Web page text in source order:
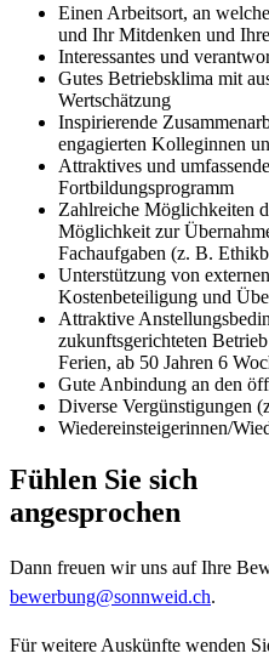
Einen Arbeitsort, an
und Ihr Mitdenken und
Interessantes und
Gutes Betriebsklima mit
Wertschätzung
Inspirierende
engagierten Kolleginnen
Attraktives und
Fortbildungsprogramm
Zahlreiche Möglichkeiten
Möglichkeit zur
Fachaufgaben (z. B.
Unterstützung von
Kostenbeteiligung und
Attraktive
zukunftsgerichteten
Ferien, ab 50 Jahren 6
Gute Anbindung an den
Diverse Vergünstigungen
Wiedereinsteigerinnen/
Fühlen Sie sich
angesprochen
Dann freuen wir uns auf Ihre
bewerbung@sonnweid.ch.
Für weitere Auskünfte wenden